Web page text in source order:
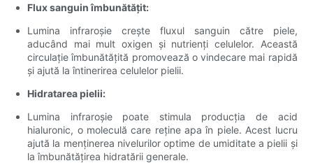
Flux sanguin îmbunătățit:
Lumina infraroșie crește fluxul sanguin către piele,
aducând mai mult oxigen și nutrienți celulelor. Această
circulație îmbunătățită promovează o vindecare mai rapidă
și ajută la întinerirea celulelor pielii.
Hidratarea pielii:
Lumina infraroșie poate stimula producția de acid
hialuronic, o moleculă care reține apa în piele. Acest lucru
ajută la menținerea nivelurilor optime de umiditate a pielii și
la îmbunătățirea hidratării generale.